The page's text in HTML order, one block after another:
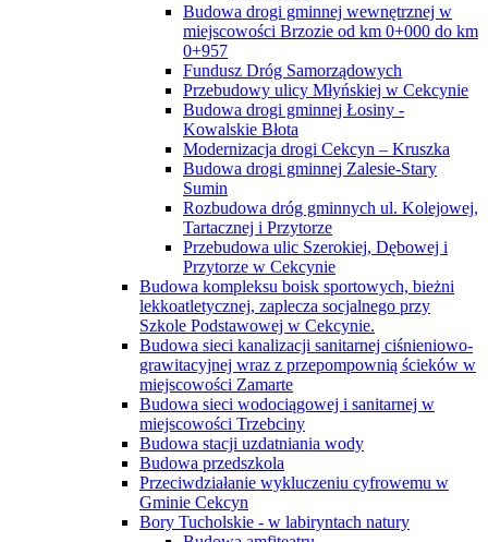
Budowa drogi gminnej wewnętrznej w
miejscowości Brzozie od km 0+000 do km
0+957
Fundusz Dróg Samorządowych
Przebudowy ulicy Młyńskiej w Cekcynie
Budowa drogi gminnej Łosiny -
Kowalskie Błota
Modernizacja drogi Cekcyn – Kruszka
Budowa drogi gminnej Zalesie-Stary
Sumin
Rozbudowa dróg gminnych ul. Kolejowej,
Tartacznej i Przytorze
Przebudowa ulic Szerokiej, Dębowej i
Przytorze w Cekcynie
Budowa kompleksu boisk sportowych, bieżni
lekkoatletycznej, zaplecza socjalnego przy
Szkole Podstawowej w Cekcynie.
Budowa sieci kanalizacji sanitarnej ciśnieniowo-
grawitacyjnej wraz z przepompownią ścieków w
miejscowości Zamarte
Budowa sieci wodociągowej i sanitarnej w
miejscowości Trzebciny
Budowa stacji uzdatniania wody
Budowa przedszkola
Przeciwdziałanie wykluczeniu cyfrowemu w
Gminie Cekcyn
Bory Tucholskie - w labiryntach natury